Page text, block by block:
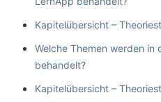
Kapitelübersicht –
Welche Themen werden in
behandelt?
Kapitelübersicht –